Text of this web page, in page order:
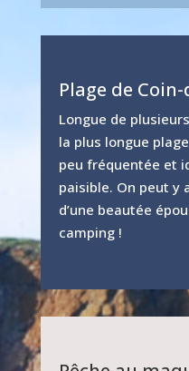
Plage de
Longue de
la plus longue
peu fréquentée et
paisible. On peut y
d’une beautée
camping !